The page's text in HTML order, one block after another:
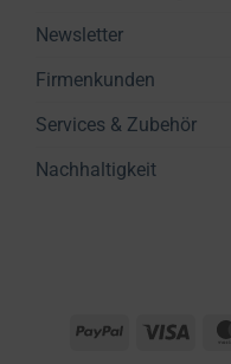
Newsletter
Firmenkunden
Services & Zubehör
Nachhaltigkeit
PayPal Visa